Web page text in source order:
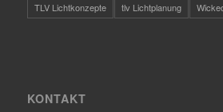
TLV Lichtkonzepte
tlv Lichtplanung
KONTAKT